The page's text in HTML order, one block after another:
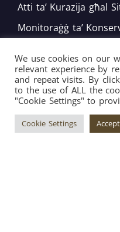
Atti ta’ Kurazija għal
Monitoraġġ ta’
Impenji Nazzjonali u
Żvilupp ta’ Politika
Bord tal-Warrant tar-
We use cookies on our
relevant experience by
and repeat visits. By
to the use of ALL the
"Cookie Settings" to
Cookie Settings